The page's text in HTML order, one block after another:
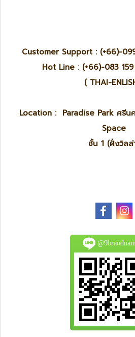
Customer Support : (+66)-
Hot Line : (+66)-083
( THAI-
Location : Paradise Park ศรีน
Space
ชั้น 1 (ฝั่งวิลล่